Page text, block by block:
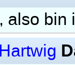
also bin